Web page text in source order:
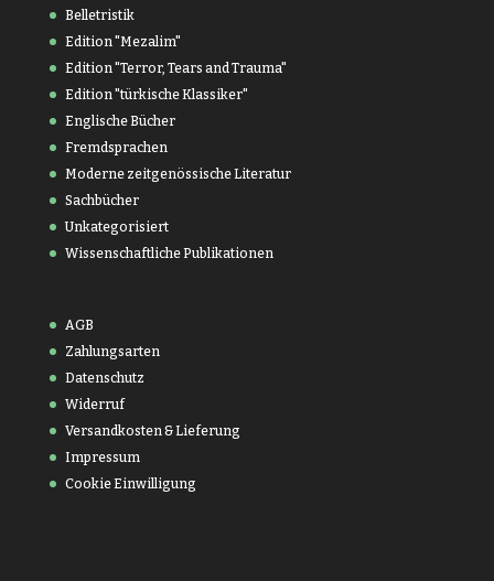
Belletristik
Edition "Mezalim"
Edition "Terror, Tears and Trauma"
Edition "türkische Klassiker"
Englische Bücher
Fremdsprachen
Moderne zeitgenössische Literatur
Sachbücher
Unkategorisiert
Wissenschaftliche Publikationen
AGB
Zahlungsarten
Datenschutz
Widerruf
Versandkosten & Lieferung
Impressum
Cookie Einwilligung